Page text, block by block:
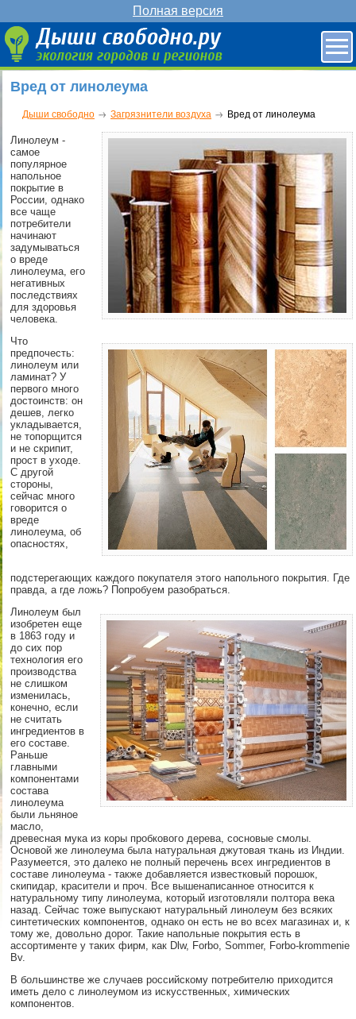
Полная версия
Вред от линолеума
Дыши свободно Загрязнители воздуха Вред от линолеума
Линолеум -
самое
популярное
напольное
покрытие в
России, однако
все чаще
потребители
начинают
задумываться
о вреде
линолеума, его
негативных
последствиях
для здоровья
человека.
Что
предпочесть:
линолеум или
ламинат? У
первого много
достоинств: он
дешев, легко
укладывается,
не топорщится
и не скрипит,
прост в уходе.
С другой
стороны,
сейчас много
говорится о
вреде
линолеума, об
опасностях,
подстерегающих каждого покупателя этого напольного покрытия. Где
правда, а где ложь? Попробуем разобраться.
Линолеум был
изобретен еще
в 1863 году и
до сих пор
технология его
производства
не слишком
изменилась,
конечно, если
не считать
ингредиентов в
его составе.
Раньше
главными
компонентами
состава
линолеума
были льняное
масло,
древесная мука из коры пробкового дерева, сосновые смолы.
Основой же линолеума была натуральная джутовая ткань из Индии.
Разумеется, это далеко не полный перечень всех ингредиентов в
составе линолеума - также добавляется известковый порошок,
скипидар, красители и проч. Все вышенаписанное относится к
натуральному типу линолеума, который изготовляли полтора века
назад. Сейчас тоже выпускают натуральный линолеум без всяких
синтетических компонентов, однако он есть не во всех магазинах и, к
тому же, довольно дорог. Такие напольные покрытия есть в
ассортименте у таких фирм, как Dlw, Forbo, Sommer, Forbo-krommenie
Bv.
В большинстве же случаев российскому потребителю приходится
иметь дело с линолеумом из искусственных, химических
компонентов.